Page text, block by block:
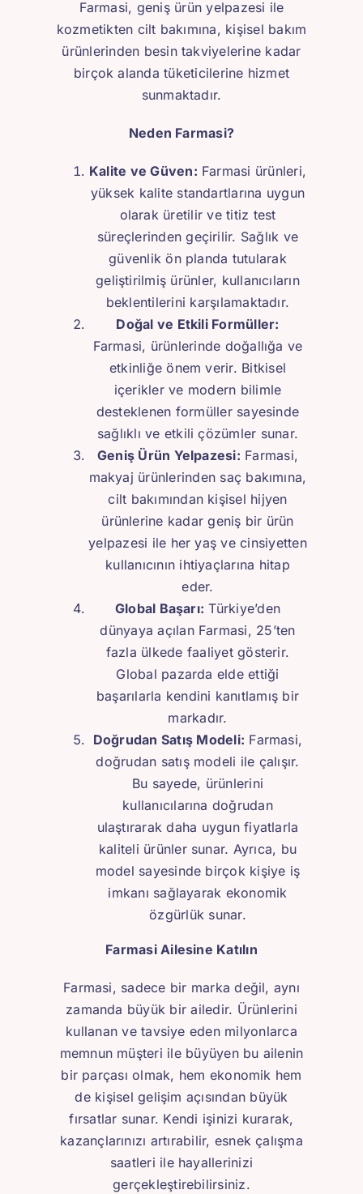
Farmasi, geniş ürün yelpazesi ile
kozmetikten cilt bakımına, kişisel bakım
ürünlerinden besin takviyelerine kadar
birçok alanda tüketicilerine hizmet
sunmaktadır.
Neden Farmasi?
Kalite ve Güven: Farmasi ürünleri,
yüksek kalite standartlarına uygun
olarak üretilir ve titiz test
süreçlerinden geçirilir. Sağlık ve
güvenlik ön planda tutularak
geliştirilmiş ürünler, kullanıcıların
beklentilerini karşılamaktadır.
Doğal ve Etkili Formüller:
Farmasi, ürünlerinde doğallığa ve
etkinliğe önem verir. Bitkisel
içerikler ve modern bilimle
desteklenen formüller sayesinde
sağlıklı ve etkili çözümler sunar.
Geniş Ürün Yelpazesi: Farmasi,
makyaj ürünlerinden saç bakımına,
cilt bakımından kişisel hijyen
ürünlerine kadar geniş bir ürün
yelpazesi ile her yaş ve cinsiyetten
kullanıcının ihtiyaçlarına hitap
eder.
Global Başarı: Türkiye’den
dünyaya açılan Farmasi, 25’ten
fazla ülkede faaliyet gösterir.
Global pazarda elde ettiği
başarılarla kendini kanıtlamış bir
markadır.
Doğrudan Satış Modeli: Farmasi,
doğrudan satış modeli ile çalışır.
Bu sayede, ürünlerini
kullanıcılarına doğrudan
ulaştırarak daha uygun fiyatlarla
kaliteli ürünler sunar. Ayrıca, bu
model sayesinde birçok kişiye iş
imkanı sağlayarak ekonomik
özgürlük sunar.
Farmasi Ailesine Katılın
Farmasi, sadece bir marka değil, aynı
zamanda büyük bir ailedir. Ürünlerini
kullanan ve tavsiye eden milyonlarca
memnun müşteri ile büyüyen bu ailenin
bir parçası olmak, hem ekonomik hem
de kişisel gelişim açısından büyük
fırsatlar sunar. Kendi işinizi kurarak,
kazançlarınızı artırabilir, esnek çalışma
saatleri ile hayallerinizi
gerçekleştirebilirsiniz.